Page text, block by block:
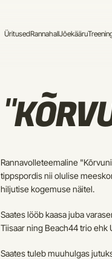
ÜritusedRannahallJõekääru
Rannavolleteemaline
tippspordis nii olulise
hiljutise kogemuse näitel.
Saates lööb kaasa juba
Tiisaar ning Beach44 trio ehk
Saates tuleb muuhulgas